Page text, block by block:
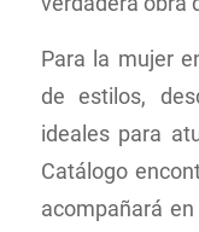
Para la mujer
de estilos,
ideales para
Catálogo
acompañará